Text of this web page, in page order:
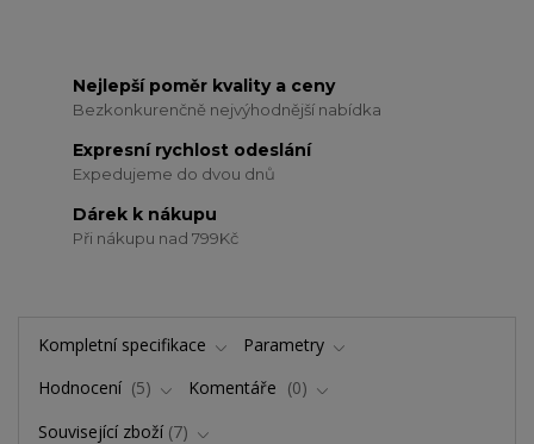
Nejlepší poměr kvality a ceny
Bezkonkurenčně nejvýhodnější nabídka
Expresní rychlost odeslání
Expedujeme do dvou dnů
Dárek k nákupu
Při nákupu nad 799Kč
Kompletní specifikace
Parametry
Hodnocení
5 Komentáře
0
Související zboží 7